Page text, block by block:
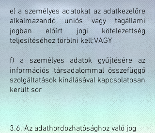
e) a személyes adatokat az adatkezelőre
alkalmazandó uniós vagy tagállami
jogban előírt jogi kötelezettség
teljesítéséhez törölni kell;VAGY
f) a személyes adatok gyűjtésére az
információs társadalommal összefüggő
szolgáltatások kínálásával kapcsolatosan
került sor
3.6. Az adathordozhatósághoz való jog